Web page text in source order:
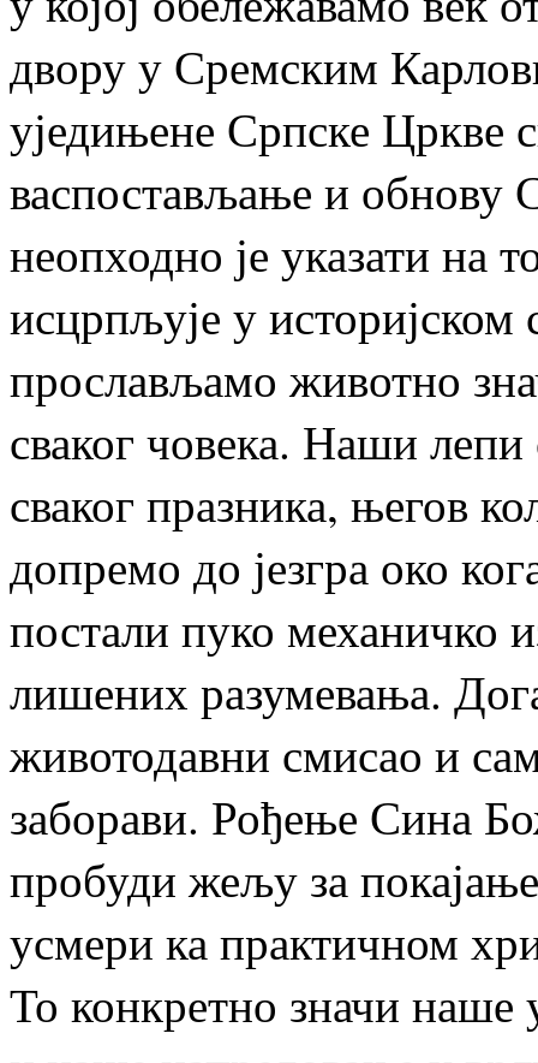
двору у Сремским
уједињене Српске Цркве
васпостављање и обнову
неопходно је указати на
исцрпљује у историјском
прослављамо животно
сваког човека. Наши лепи
сваког празника, његов
допремо до језгра око
постали пуко механичко
лишених разумевања.
животодавни смисао и
заборави. Рођење Сина
пробуди жељу за
усмери ка практичном
То конкретно значи